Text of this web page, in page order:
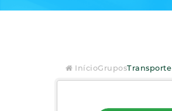
InícioGruposTransporte